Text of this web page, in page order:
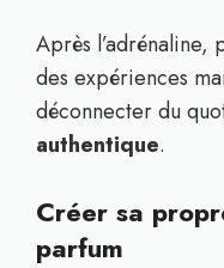
Après
des expériences
déconnecter du
authentique.
Créer sa
parfum